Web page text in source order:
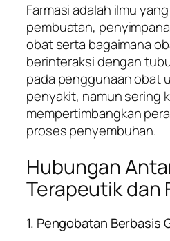
Farmasi adalah ilmu
pembuatan,
obat serta bagaimana
berinteraksi dengan
pada penggunaan obat
penyakit, namun sering
mempertimbangkan
proses penyembuhan.
Hubungan
Terapeutik dan
1. Pengobatan Berbasis